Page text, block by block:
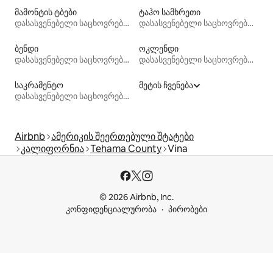
მამონტის ტბები
დასასვენებელი საცხოვრებლები
ტაჰო სამხრეთი
დასასვენებელი საცხოვრებლები
ბენდი
დასასვენებელი საცხოვრებლები
ოკლენდი
დასასვენებელი საცხოვრებლები
საკრამენტო
დასასვენებელი საცხოვრებლები
მეტის ჩვენება
Airbnb ამერიკის შეერთებული შტატები
კალიფორნია Tehama County Vina
© 2026 Airbnb, Inc.
კონფიდენციალურობა
პირობები